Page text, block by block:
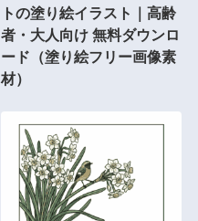
トの塗り絵イラスト｜高齢
者・大人向け 無料ダウンロ
ード（塗り絵フリー画像素
材）